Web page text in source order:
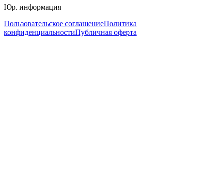
Юр. информация
Пользовательское соглашениеПолитика
конфиденциальностиПубличная оферта